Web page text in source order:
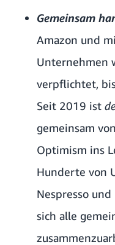
Gemeinsam
Amazon und
Unternehmen
verpflichtet,
Seit 2019 ist
gemeinsam
Optimism ins
Hunderte von
Nespresso
sich alle